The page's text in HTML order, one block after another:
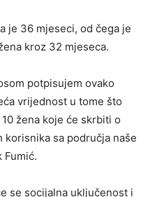
je 36 mjeseci, od čega je
kroz 32 mjeseca.
potpisujem ovako
vrijednost u tome što
žena koje će skrbiti o
sa područja naše
Fumić.
se socijalna uključenost i